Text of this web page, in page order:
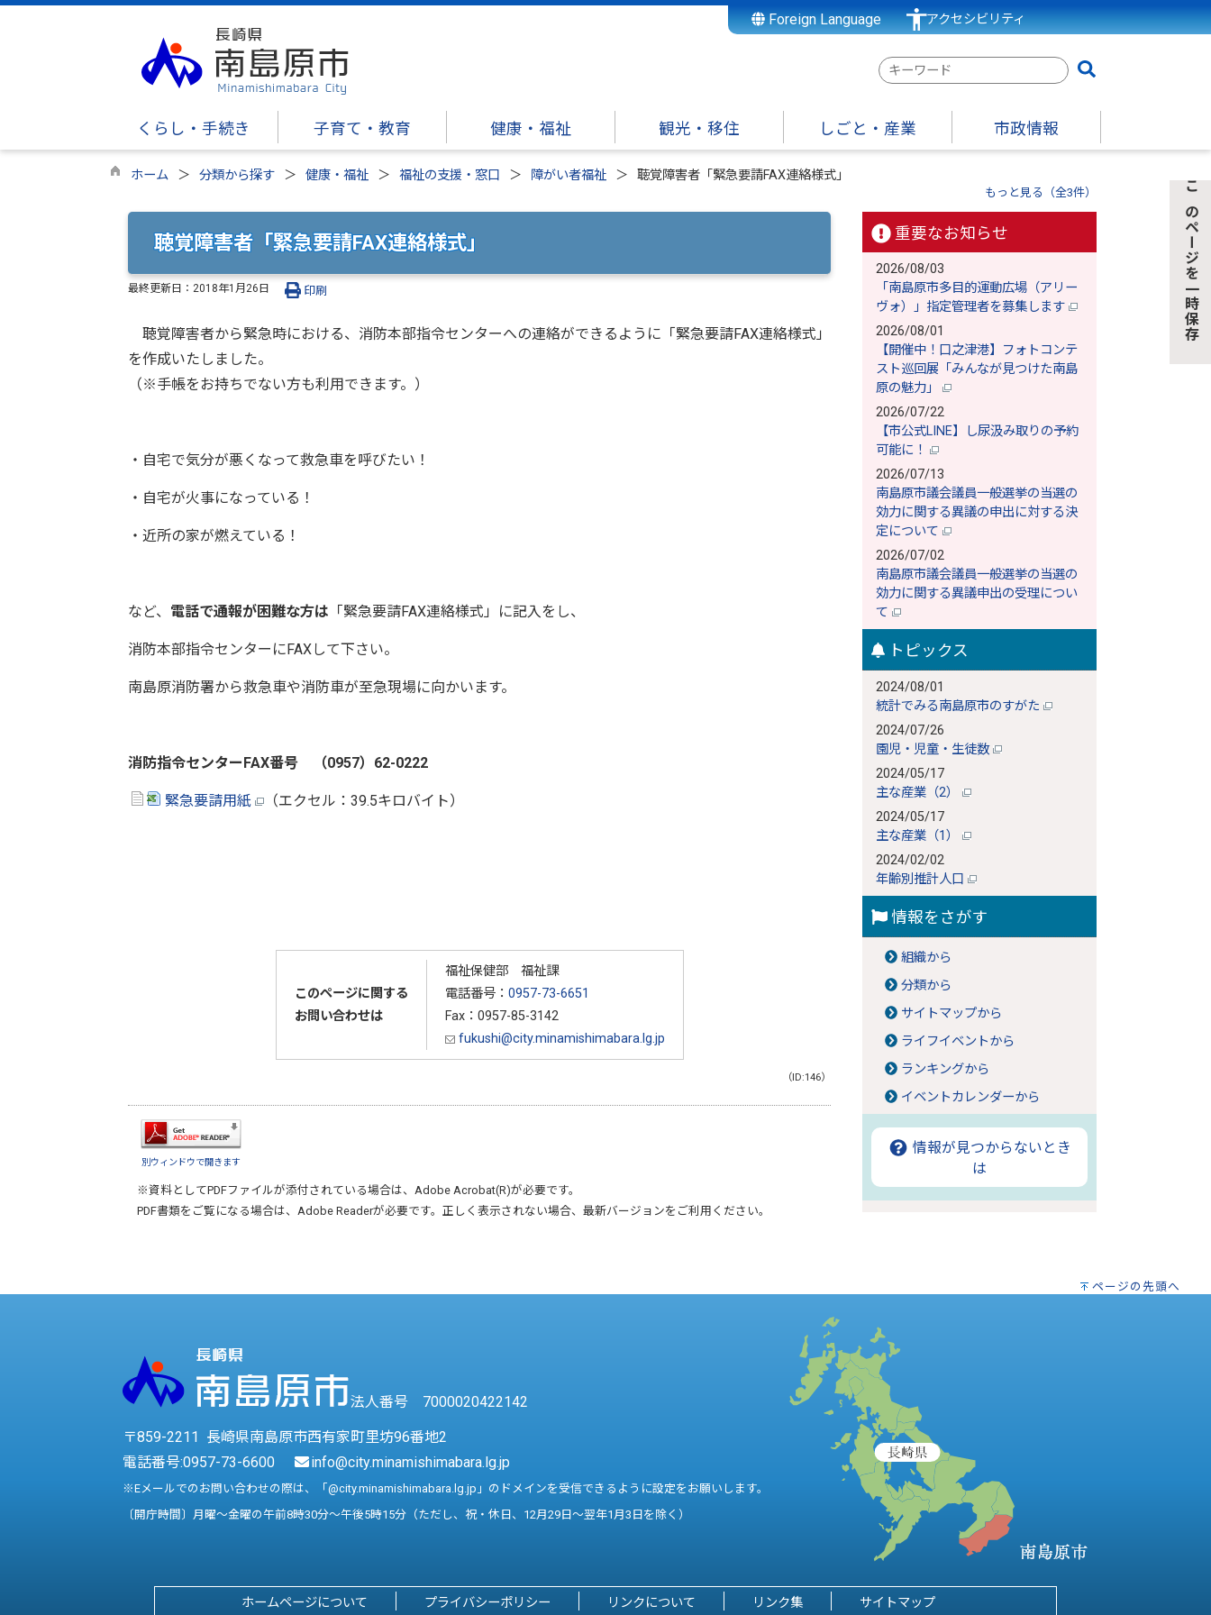
Foreign Language アクセシビリティ
検
ー
ワ
くらし・手続き 子育て・教育 健康・福祉 観光・移住 しごと・産業 市政情報
ホーム 分類から探す 健康・福祉 福祉の支援・窓口 障がい者福祉 聴覚障害者「緊急要請FAX連絡様式」
もっと見る（全3件）
聴覚障害者「緊急要請FAX連絡様式」
最終更新日： 2018年1月26日 印刷
聴覚障害者から緊急時における、消防本部指令センターへの連絡ができるように「緊急要請FAX連絡様式」
を作成いたしました。
（※手帳をお持ちでない方も利用できます。）
・自宅で気分が悪くなって救急車を呼びたい！
・自宅が火事になっている！
・近所の家が燃えている！
など、 電話で通報が困難な方は 「緊急要請FAX連絡様式」に記入をし、
消防本部指令センターにFAXして下さい。
南島原消防署から救急車や消防車が至急現場に向かいます。
消防指令センターFAX番号 （0957）62-0222
緊急要請用紙 （エクセル：39.5キロバイト）
このページに関する
お問い合わせは
福祉保健部 福祉課
電話番号： 0957-73-6651
Fax：0957-85-3142
fukushi@city.minamishimabara.lg.jp
（ID:146）
別ウィンドウで開きます
※資料としてPDFファイルが添付されている場合は、 Adobe Acrobat(R)が必要です。
PDF書類をご覧になる場合は、 Adobe Readerが必要です。正しく表示されない場合、最新バージョンをご利用ください。
重要なお知らせ
2026/08/03
「南島原市多目的運動広場（アリー
ヴォ）」指定管理者を募集します
2026/08/01
【開催中！口之津港】フォトコンテ
スト巡回展「みんなが見つけた南島
原の魅力」
2026/07/22
【市公式LINE】し尿汲み取りの予約
可能に！
2026/07/13
南島原市議会議員一般選挙の当選の
効力に関する異議の申出に対する決
定について
2026/07/02
南島原市議会議員一般選挙の当選の
効力に関する異議申出の受理につい
て
トピックス
2024/08/01
統計でみる南島原市のすがた
2024/07/26
園児・児童・生徒数
2024/05/17
主な産業（2）
2024/05/17
主な産業（1）
2024/02/02
年齢別推計人口
情報をさがす
組織から
分類から
サイトマップから
ライフイベントから
ランキングから
イベントカレンダーから
情報が見つからないとき
は
ページの先頭へ
法人番号 7000020422142
〒859-2211 長崎県南島原市西有家町里坊96番地2
電話番号:0957-73-6600 info@city.minamishimabara.lg.jp
※Eメールでのお問い合わせの際は、「@city.minamishimabara.lg.jp」のドメインを受信できるように設定をお願いします。
〔開庁時間〕月曜～金曜の午前8時30分～午後5時15分（ただし、祝・休日、12月29日～翌年1月3日を除く）
ホームページについて プライバシーポリシー リンクについて リンク集 サイトマップ
このページを一時保存